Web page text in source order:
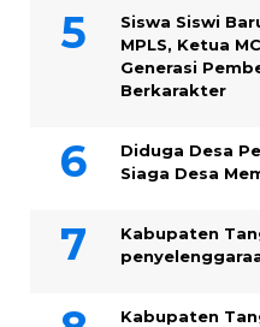
Siswa Siswi
MPLS, Ketua
Generasi
Berkarakter
Diduga Desa
Siaga Desa
Kabupaten
Kabupaten